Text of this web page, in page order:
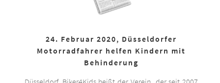
24. Februar 2020, Düsseldorfer
Motorradfahrer helfen Kindern mit
Behinderung